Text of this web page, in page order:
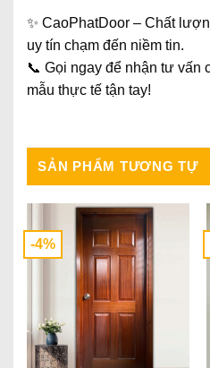
✨ CaoPhatDoor – Chất
uy tín chạm đến niềm tin.
📞 Gọi ngay để nhận tư vấn
mẫu thực tế tận tay!
SẢN PHẨM TƯƠNG TỰ
-4%